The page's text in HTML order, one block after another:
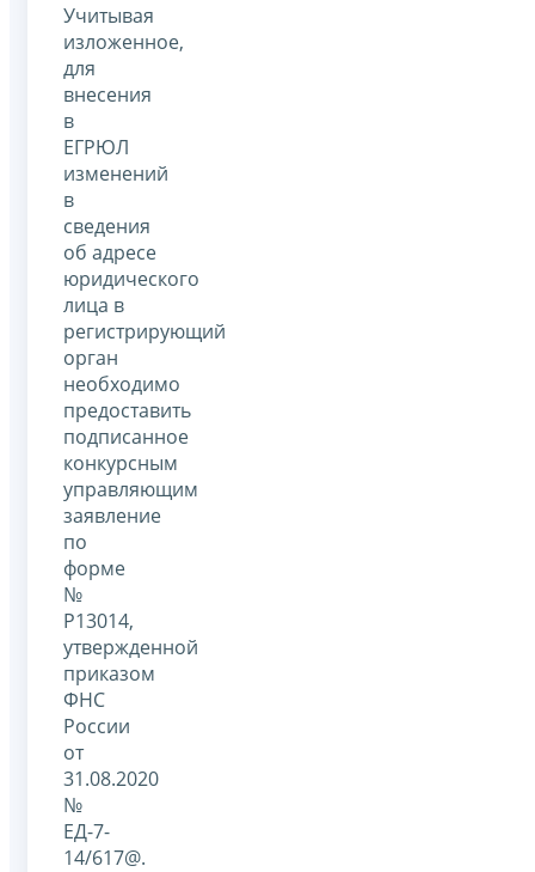
Учитывая
изложенное,
для
внесения
в
ЕГРЮЛ
изменений
в
сведения
об адресе
юридического
лица в
регистрирующий
орган
необходимо
предоставить
подписанное
конкурсным
управляющим
заявление
по
форме
№
Р13014,
утвержденной
приказом
ФНС
России
от
31.08.2020
№
ЕД-7-
14/617@.